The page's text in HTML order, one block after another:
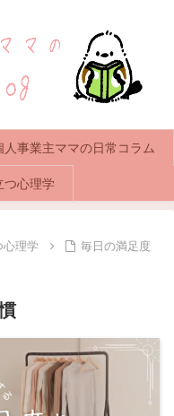
人事業主ママの日常コラム
つ心理学
心理学
毎日の満足度